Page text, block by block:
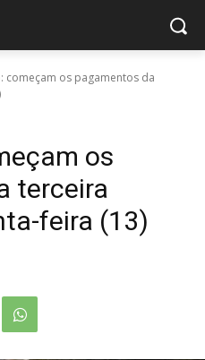
começam os pagamentos da
os
terceira
feira (13)